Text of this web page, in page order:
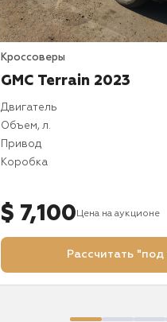
Кроссоверы
GMC Terrain 2023
Двигатель
Объем, л.
Привод
Коробка
$ 7,100 Цена на аукционе
Рассчитать